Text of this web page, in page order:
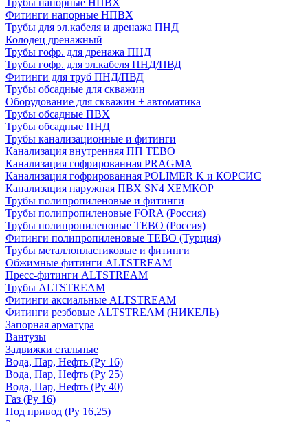
Фитинги напорные НПВХ
Трубы для эл.кабеля и дренажа ПНД
Колодец дренажный
Трубы гофр. для дренажа ПНД
Трубы гофр. для эл.кабеля ПНД/ПВД
Фитинги для труб ПНД/ПВД
Трубы обсадные для скважин
Оборудование для скважин + автоматика
Трубы обсадные ПВХ
Трубы обсадные ПНД
Трубы канализационные и фитинги
Канализация внутренняя ПП TEBO
Канализация гофрированная PRAGMA
Канализация гофрированная POLIMER K и КОРСИС
Канализация наружная ПВХ SN4 ХЕМКОР
Трубы полипропиленовые и фитинги
Трубы полипропиленовые FORA (Россия)
Трубы полипропиленовые TEBO (Россия)
Фитинги полипропиленовые TEBO (Турция)
Трубы металлопластиковые и фитинги
Обжимные фитинги ALTSTREAM
Пресс-фитинги ALTSTREAM
Трубы ALTSTREAM
Фитинги аксиальные ALTSTREAM
Фитинги резбовые ALTSTREAM (НИКЕЛЬ)
Запорная арматура
Вантузы
Задвижки стальные
Вода, Пар, Нефть (Ру 16)
Вода, Пар, Нефть (Ру 25)
Вода, Пар, Нефть (Ру 40)
Газ (Ру 16)
Под привод (Ру 16,25)